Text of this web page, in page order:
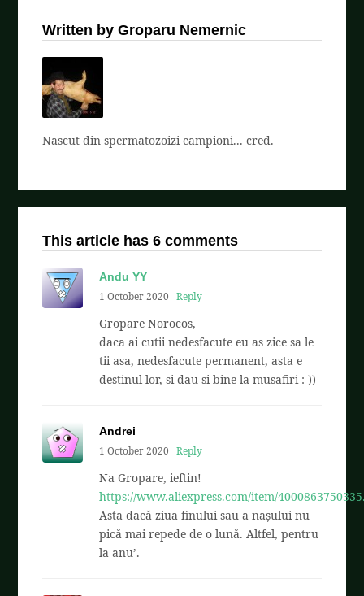
Written by Groparu Nemernic
Nascut din spermatozoizi campioni... cred.
This article has 6 comments
Andu YY
1 October 2020
Reply
Gropare Norocos,
daca ai cutii nedesfacute eu as zice sa le
tii asa, nedesfacute permanent, asta e
destinul lor, si dau si bine la musafiri :-))
Andrei
1 October 2020
Reply
Na Gropare, ieftin!
https://www.aliexpress.com/item/
Asta dacă ziua finului sau a nașului nu
pică mai repede de o lună. Altfel, pentru
la anu’.